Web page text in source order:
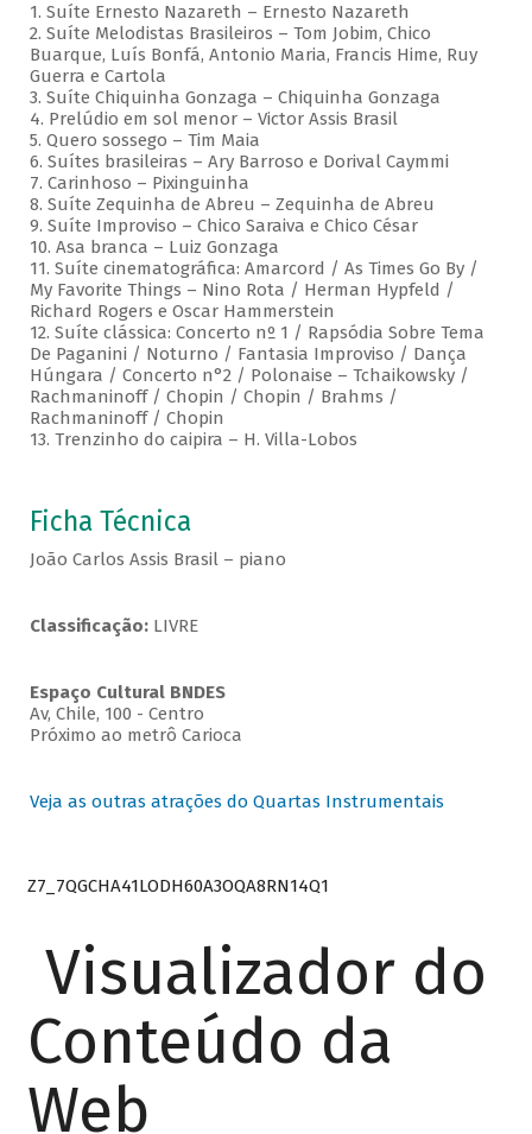
1. Suíte Ernesto Nazareth – Ernesto Nazareth
2. Suíte Melodistas Brasileiros – Tom Jobim, Chico
Buarque, Luís Bonfá, Antonio Maria, Francis Hime, Ruy
Guerra e Cartola
3. Suíte Chiquinha Gonzaga – Chiquinha Gonzaga
4. Prelúdio em sol menor – Victor Assis Brasil
5. Quero sossego – Tim Maia
6. Suítes brasileiras – Ary Barroso e Dorival Caymmi
7. Carinhoso – Pixinguinha
8. Suíte Zequinha de Abreu – Zequinha de Abreu
9. Suíte Improviso – Chico Saraiva e Chico César
10. Asa branca – Luiz Gonzaga
11. Suíte cinematográfica: Amarcord / As Times Go By /
My Favorite Things – Nino Rota / Herman Hypfeld /
Richard Rogers e Oscar Hammerstein
12. Suíte clássica: Concerto nº 1 / Rapsódia Sobre Tema
De Paganini / Noturno / Fantasia Improviso / Dança
Húngara / Concerto n°2 / Polonaise – Tchaikowsky /
Rachmaninoff / Chopin / Chopin / Brahms /
Rachmaninoff / Chopin
13. Trenzinho do caipira – H. Villa-Lobos
Ficha Técnica
João Carlos Assis Brasil – piano
Classificação: LIVRE
Espaço Cultural BNDES
Av, Chile, 100 - Centro
Próximo ao metrô Carioca
Veja as outras atrações do Quartas Instrumentais
Z7_7QGCHA41LODH60A3OQA8RN14Q1
Visualizador do
Conteúdo da
Web